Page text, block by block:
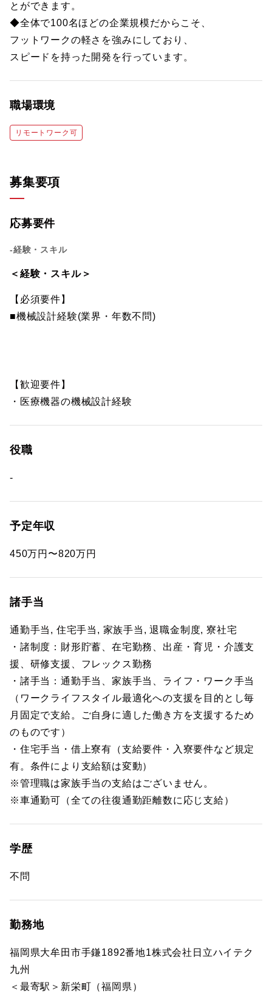
とができます。
◆全体で100名ほどの企業規模だからこそ、
フットワークの軽さを強みにしており、
スピードを持った開発を行っています。
職場環境
リモートワーク可
募集要項
応募要件
-経験・スキル
＜経験・スキル＞
【必須要件】
■機械設計経験(業界・年数不問)
【歓迎要件】
・医療機器の機械設計経験
役職
-
予定年収
450万円〜820万円
諸手当
通勤手当, 住宅手当, 家族手当, 退職金制度, 寮社宅
・諸制度：財形貯蓄、在宅勤務、出産・育児・介護支
援、研修支援、フレックス勤務
・諸手当：通勤手当、家族手当、ライフ・ワーク手当
（ワークライフスタイル最適化への支援を目的とし毎
月固定で支給。ご自身に適した働き方を支援するため
のものです）
・住宅手当・借上寮有（支給要件・入寮要件など規定
有。条件により支給額は変動）
※管理職は家族手当の支給はございません。
※車通勤可（全ての往復通勤距離数に応じ支給）
学歴
不問
勤務地
福岡県大牟田市手鎌1892番地1株式会社日立ハイテク
九州
＜最寄駅＞新栄町（福岡県）